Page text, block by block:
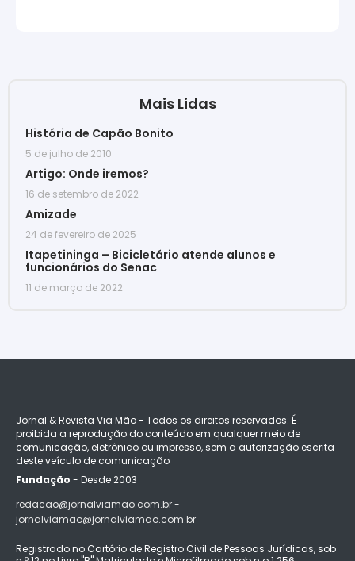
Mais Lidas
História de Capão Bonito
5 de julho de 2010
Artigo: Onde iremos?
16 de setembro de 2022
Amizade
24 de fevereiro de 2025
Itapetininga – Bicicletário atende alunos e
funcionários do Senac
11 de março de 2022
Jornal & Revista Via Mão - Todos os direitos reservados. É
proibida a reprodução do conteúdo em qualquer meio de
comunicação, eletrônico ou impresso, sem a autorização escrita
deste veículo de comunicação
Fundação - Desde 2003
redacao@jornalviamao.com.br -
jornalviamao@jornalviamao.com.br
Registrado no Cartório de Registro Civil de Pessoas Jurídicas, sob